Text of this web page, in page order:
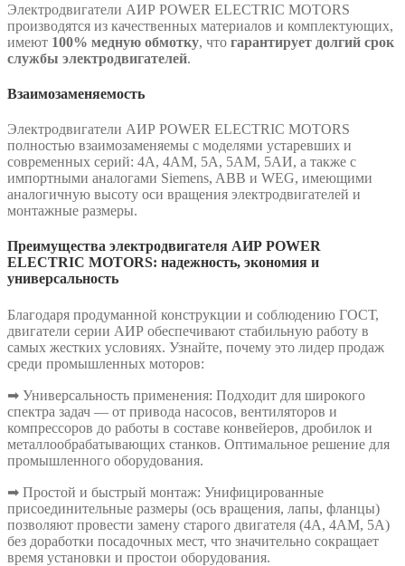
Электродвигатели АИР POWER ELECTRIC MOTORS
производятся из качественных материалов и комплектующих,
имеют 100% медную обмотку, что гарантирует долгий срок
службы электродвигателей.
Взаимозаменяемость
Электродвигатели АИР POWER ELECTRIC MOTORS
полностью взаимозаменяемы с моделями устаревших и
современных серий: 4А, 4АМ, 5А, 5АМ, 5АИ, а также с
импортными аналогами Siemens, ABB и WEG, имеющими
аналогичную высоту оси вращения электродвигателей и
монтажные размеры.
Преимущества электродвигателя АИР POWER
ELECTRIC MOTORS: надежность, экономия и
универсальность
Благодаря продуманной конструкции и соблюдению ГОСТ,
двигатели серии АИР обеспечивают стабильную работу в
самых жестких условиях. Узнайте, почему это лидер продаж
среди промышленных моторов:
➡ Универсальность применения: Подходит для широкого
спектра задач — от привода насосов, вентиляторов и
компрессоров до работы в составе конвейеров, дробилок и
металлообрабатывающих станков. Оптимальное решение для
промышленного оборудования.
➡ Простой и быстрый монтаж: Унифицированные
присоединительные размеры (ось вращения, лапы, фланцы)
позволяют провести замену старого двигателя (4А, 4АМ, 5А)
без доработки посадочных мест, что значительно сокращает
время установки и простои оборудования.